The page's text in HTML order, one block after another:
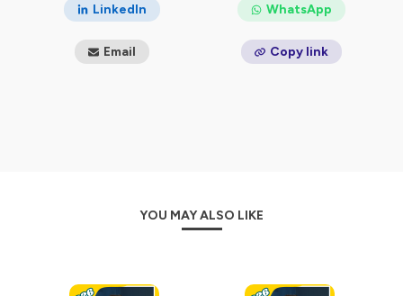
LinkedIn WhatsApp
Email Copy link
YOU MAY ALSO LIKE